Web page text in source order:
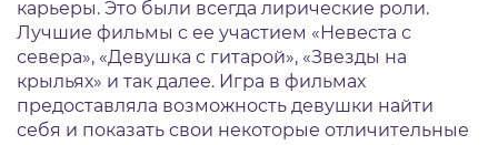
карьеры. Это были всегда лирические роли.
Лучшие фильмы с ее участием «Невеста с
севера», «Девушка с гитарой», «Звезды на
крыльях» и так далее. Игра в фильмах
предоставляла возможность девушки найти
себя и показать свои некоторые отличительные